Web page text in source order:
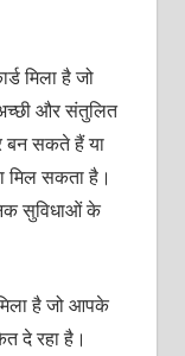
मिला है जो
और संतुलित
बन सकते हैं या
मिल सकता है।
सुविधाओं के
है जो आपके
दे रहा है।